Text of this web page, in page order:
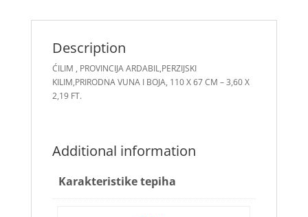
Description
ĆILIM , PROVINCIJA ARDABIL,PERZIJSKI
KILIM,PRIRODNA VUNA I BOJA, 110 X 67 CM – 3,60 X
2,19 FT.
Additional information
Karakteristike tepiha